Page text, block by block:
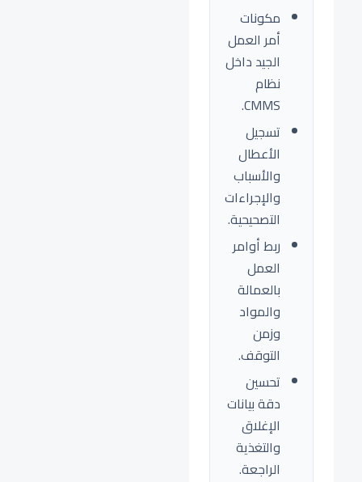
مكونات
أمر العمل
الجيد داخل
نظام
CMMS.
تسجيل
الأعطال
والأسباب
والإجراءات
التصحيحية.
ربط أوامر
العمل
بالعمالة
والمواد
وزمن
التوقف.
تحسين
دقة بيانات
الإغلاق
والتغذية
الراجعة.